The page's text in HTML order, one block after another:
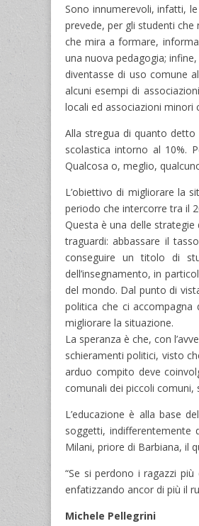
Sono innumerevoli, infatti,
prevede, per gli studenti
che mira a formare,
una nuova pedagogia;
diventasse di uso comune
alcuni esempi di
locali ed associazioni minori
Alla stregua di quanto detto
scolastica intorno al 10%.
Qualcosa o, meglio,
L’obiettivo di migliorare la
periodo che intercorre tra il
Questa è una delle strategie
traguardi: abbassare il
conseguire un titolo di
dell’insegnamento, in
del mondo. Dal punto di
politica che ci
migliorare la situazione.
La speranza è che, con
schieramenti politici, visto
arduo compito deve
comunali dei piccoli comuni,
L’educazione è alla base
soggetti,
Milani, priore di Barbiana, il
“Se si perdono i ragazzi
enfatizzando ancor di più il
Michele Pellegrini